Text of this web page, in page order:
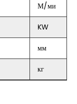
М/ми
KW
мм
кг